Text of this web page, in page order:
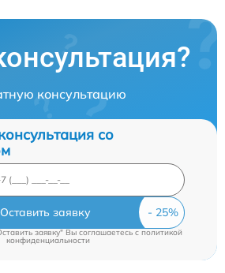
консультацию
со
Оставить заявку
заявку" Вы соглашаетесь cполитикой
конфиденциальности